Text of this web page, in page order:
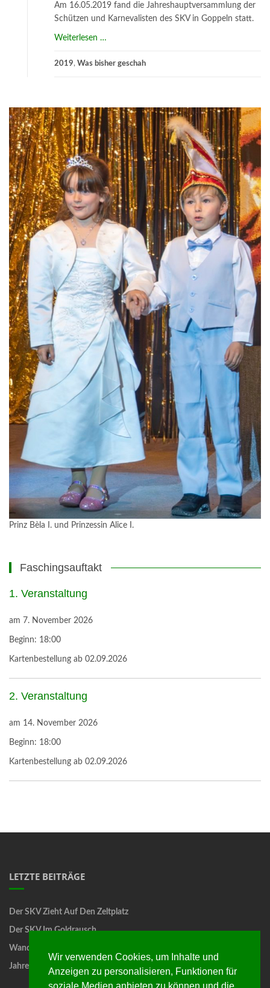
Am 16.05.2019 fand die Jahreshauptversammlung der
Schützen und Karnevalisten des SKV in Goppeln statt.
Weiterlesen about
2019
…
2019, Was bisher geschah
Prinz Bèla I. und Prinzessin Alice I.
Faschingsauftakt
1. Veranstaltung
am 7. November 2026
Beginn: 18:00
Kartenbestellung ab 02.09.2026
2. Veranstaltung
am 14. November 2026
Beginn: 18:00
Kartenbestellung ab 02.09.2026
LETZTE BEITRÄGE
Der SKV Zieht Auf Den Zeltplatz
Der SKV Im Goldrausch
Wandertag
Jahreshauptversammlung
Wir verwenden Cookies, um Inhalte und
Anzeigen zu personalisieren, Funktionen für